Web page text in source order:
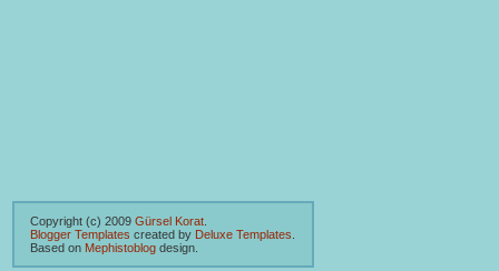
Copyright (c) 2009 Gürsel Korat
Blogger Templates created by Deluxe Templates
Based on Mephistoblog design.